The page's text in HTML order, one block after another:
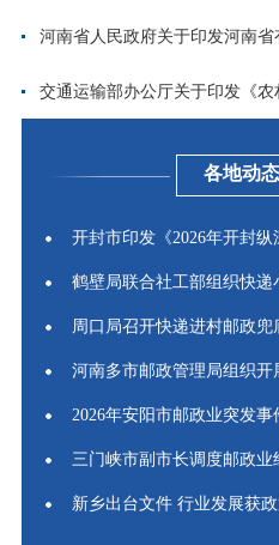
各地动态
鹤壁局联合社工部组织快递
周口局召开快递进村邮政
河南多市邮政管理局组织开
三门峡市副市长调度邮政业
新乡出台文件 行业发展获